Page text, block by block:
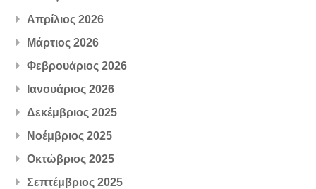
Απρίλιος 2026
Μάρτιος 2026
Φεβρουάριος 2026
Ιανουάριος 2026
Δεκέμβριος 2025
Νοέμβριος 2025
Οκτώβριος 2025
Σεπτέμβριος 2025